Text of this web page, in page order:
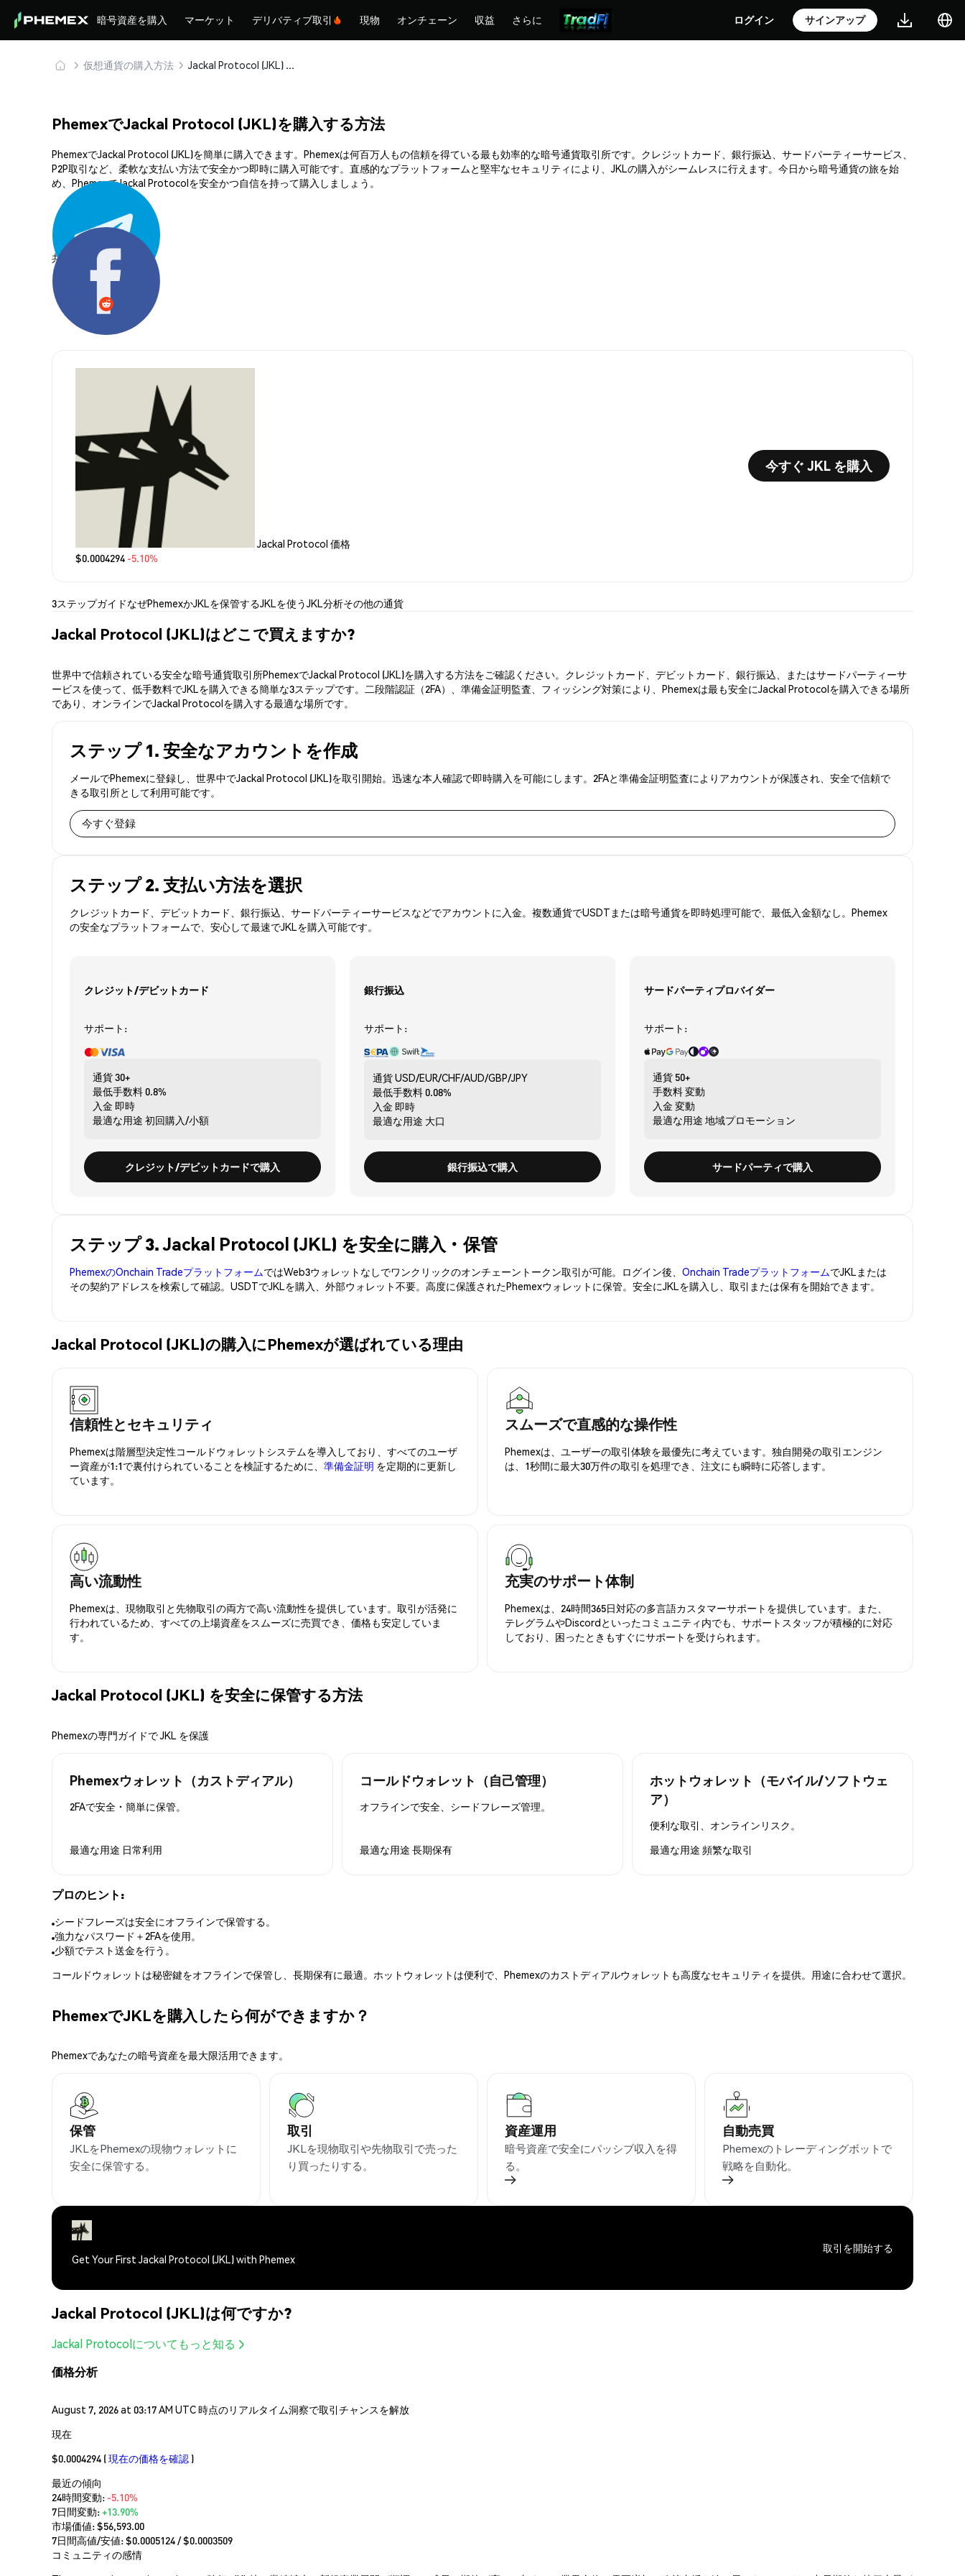
暗号資産を購入 マーケット デリバティブ取引 現物 オンチェーン 収益 さらに ログイン サインアップ
仮想通貨の購入方法 Jackal Protocol (JKL) を安全に購入・保管
PhemexでJackal Protocol (JKL)を購入する方法
PhemexでJackal Protocol (JKL)を簡単に購入できます。Phemexは何百万人もの信頼を得ている最も効率的な暗号通貨取引所です。クレジットカード、銀行振込、サードパーティーサービス、
P2P取引など、柔軟な支払い方法で安全かつ即時に購入可能です。直感的なプラットフォームと堅牢なセキュリティにより、JKLの購入がシームレスに行えます。今日から暗号通貨の旅を始
め、PhemexでJackal Protocolを安全かつ自信を持って購入しましょう。
共有する:
Jackal Protocol 価格
$0.0004294 -5.10%
今すぐ JKL を購入
3ステップガイドなぜPhemexかJKLを保管するJKLを使うJKL分析その他の通貨
Jackal Protocol (JKL)はどこで買えますか?
世界中で信頼されている安全な暗号通貨取引所PhemexでJackal Protocol (JKL)を購入する方法をご確認ください。クレジットカード、デビットカード、銀行振込、またはサードパーティーサ
ービスを使って、低手数料でJKLを購入できる簡単な3ステップです。二段階認証（2FA）、準備金証明監査、フィッシング対策により、Phemexは最も安全にJackal Protocolを購入できる場所
であり、オンラインでJackal Protocolを購入する最適な場所です。
ステップ 1. 安全なアカウントを作成
メールでPhemexに登録し、世界中でJackal Protocol (JKL)を取引開始。迅速な本人確認で即時購入を可能にします。2FAと準備金証明監査によりアカウントが保護され、安全で信頼で
きる取引所として利用可能です。
今すぐ登録
ステップ 2. 支払い方法を選択
クレジットカード、デビットカード、銀行振込、サードパーティーサービスなどでアカウントに入金。複数通貨でUSDTまたは暗号通貨を即時処理可能で、最低入金額なし。Phemex
の安全なプラットフォームで、安心して最速でJKLを購入可能です。
クレジット/デビットカード
サポート:
通貨30+
最低手数料0.8%
入金 即時
最適な用途 初回購入/小額
クレジット/デビットカードで購入
銀行振込
サポート:
通貨USD/EUR/CHF/AUD/GBP/JPY
最低手数料0.08%
入金 即時
最適な用途 大口
銀行振込で購入
サードパーティプロバイダー
サポート:
通貨 50+
手数料変動
入金 変動
最適な用途 地域プロモーション
サードパーティで購入
ステップ 3. Jackal Protocol (JKL) を安全に購入・保管
PhemexのOnchain TradeプラットフォームではWeb3ウォレットなしでワンクリックのオンチェーントークン取引が可能。ログイン後、 Onchain TradeプラットフォームでJKLまたは
その契約アドレスを検索して確認。USDTでJKLを購入、外部ウォレット不要。高度に保護されたPhemexウォレットに保管。安全にJKLを購入し、取引または保有を開始できます。
Jackal Protocol (JKL)の購入にPhemexが選ばれている理由
信頼性とセキュリティ
Phemexは階層型決定性コールドウォレットシステムを導入しており、すべてのユーザ
ー資産が1:1で裏付けられていることを検証するために、 準備金証明 を定期的に更新し
ています。
スムーズで直感的な操作性
Phemexは、ユーザーの取引体験を最優先に考えています。独自開発の取引エンジン
は、1秒間に最大30万件の取引を処理でき、注文にも瞬時に応答します。
高い流動性
Phemexは、現物取引と先物取引の両方で高い流動性を提供しています。取引が活発に
行われているため、すべての上場資産をスムーズに売買でき、価格も安定していま
す。
充実のサポート体制
Phemexは、24時間365日対応の多言語カスタマーサポートを提供しています。また、
テレグラムやDiscordといったコミュニティ内でも、サポートスタッフが積極的に対応
しており、困ったときもすぐにサポートを受けられます。
Jackal Protocol (JKL) を安全に保管する方法
Phemexの専門ガイドで JKL を保護
Phemexウォレット（カストディアル）
2FAで安全・簡単に保管。
最適な用途 日常利用
コールドウォレット（自己管理）
オフラインで安全、シードフレーズ管理。
最適な用途 長期保有
ホットウォレット（モバイル/ソフトウェ
ア）
便利な取引、オンラインリスク。
最適な用途 頻繁な取引
プロのヒント:
シードフレーズは安全にオフラインで保管する。
強力なパスワード＋2FAを使用。
少額でテスト送金を行う。
コールドウォレットは秘密鍵をオフラインで保管し、長期保有に最適。ホットウォレットは便利で、Phemexのカストディアルウォレットも高度なセキュリティを提供。用途に合わせて選択。
PhemexでJKLを購入したら何ができますか？
Phemexであなたの暗号資産を最大限活用できます。
保管
JKLをPhemexの現物ウォレットに
安全に保管する。
取引
JKLを現物取引や先物取引で売った
り買ったりする。
資産運用
暗号資産で安全にパッシブ収入を得
る。
自動売買
Phemexのトレーディングボットで
戦略を自動化。
Get Your First Jackal Protocol (JKL) with Phemex
取引を開始する
Jackal Protocol (JKL)は何ですか?
Jackal Protocolについてもっと知る
価格分析
August 7, 2026 at 03:17 AM UTC 時点のリアルタイム洞察で取引チャンスを解放
現在
$0.0004294 (現在の価格を確認 )
最近の傾向
24時間変動: -5.10%
7日間変動:+13.90%
市場価値:$56,593.00
7日間高値/安値: $0.0005124/ $0.0003509
コミュニティの感情